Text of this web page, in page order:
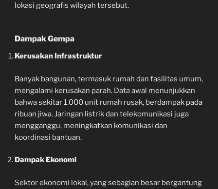
lokasi geografis wilayah tersebut.
Dampak Gempa
Kerusakan Infrastruktur
Banyak bangunan, termasuk rumah dan fasilitas umum,
mengalami kerusakan parah. Data awal menunjukkan
bahwa sekitar 1.000 unit rumah rusak, berdampak pada
ribuan jiwa. Jaringan listrik dan telekomunikasi juga
mengganggu, meningkatkan komunikasi dan
koordinasi bantuan.
Dampak Ekonomi
Sektor ekonomi lokal, yang sebagian besar bergantung